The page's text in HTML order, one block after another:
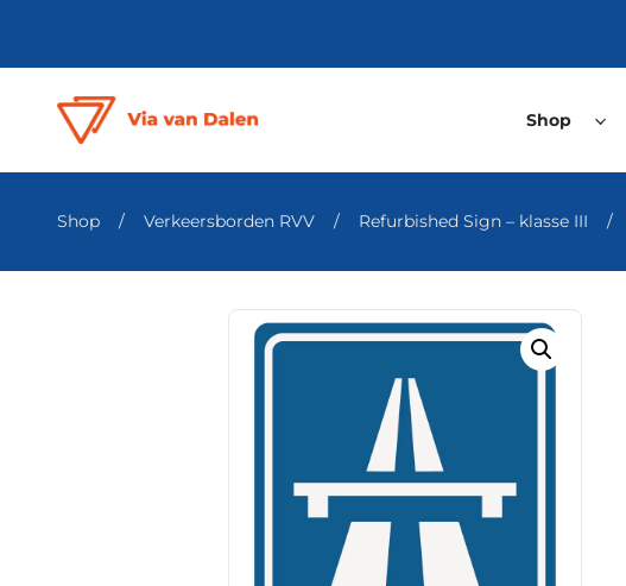
Shop
Shop / Verkeersborden RVV / Refurbished Sign – klasse III /